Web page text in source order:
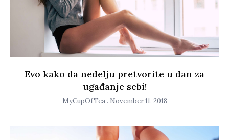
Evo kako da nedelju pretvorite u dan za
ugađanje sebi!
MyCupOfTea November 11, 2018